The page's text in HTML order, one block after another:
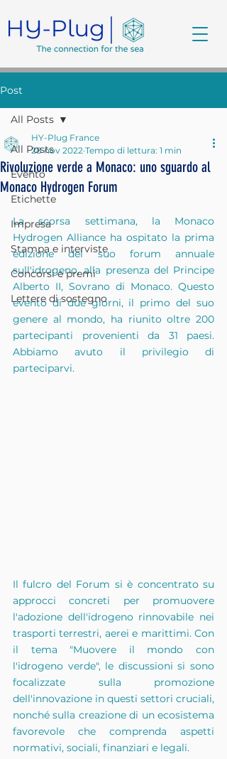
Post
All Posts
Evento
Etichette
Impresa
Stampa e interviste
Concorsi e premi
Lettere di sostegno
All Posts
Rivoluzione verde a Monaco: uno sguardo al
Monaco Hydrogen Forum
HY-Plug France
28 nov 2022 Tempo di lettura: 1 min
La scorsa settimana, la Monaco
Hydrogen Alliance ha ospitato la prima
edizione del suo forum annuale
sull'idrogeno, alla presenza del Principe
Alberto II, Sovrano di Monaco. Questo
evento di due giorni, il primo del suo
genere al mondo, ha riunito oltre 200
partecipanti provenienti da 31 paesi.
Abbiamo avuto il privilegio di
parteciparvi.
Il fulcro del Forum si è concentrato su
approcci concreti per promuovere
l'adozione dell'idrogeno rinnovabile nei
trasporti terrestri, aerei e marittimi. Con
il tema "Muovere il mondo con
l'idrogeno verde", le discussioni si sono
focalizzate sulla promozione
dell'innovazione in questi settori cruciali,
nonché sulla creazione di un ecosistema
favorevole che comprenda aspetti
normativi, sociali, finanziari e legali.